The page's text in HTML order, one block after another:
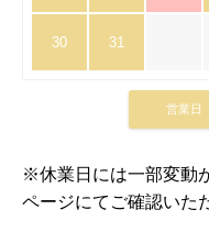
30 31
営業日
※休業日には一部変動
ページにてご確認いた